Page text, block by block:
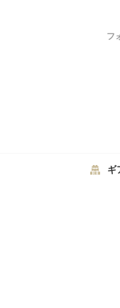
フ
ギ